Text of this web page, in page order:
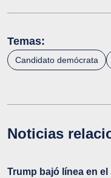
Temas:
Candidato demócrata
Noticias
Trump bajó línea en